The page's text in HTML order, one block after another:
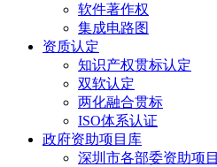
软件著作权
集成电路图
资质认定
知识产权贯标认定
双软认定
两化融合贯标
ISO体系认证
政府资助项目库
深圳市各部委资助项目